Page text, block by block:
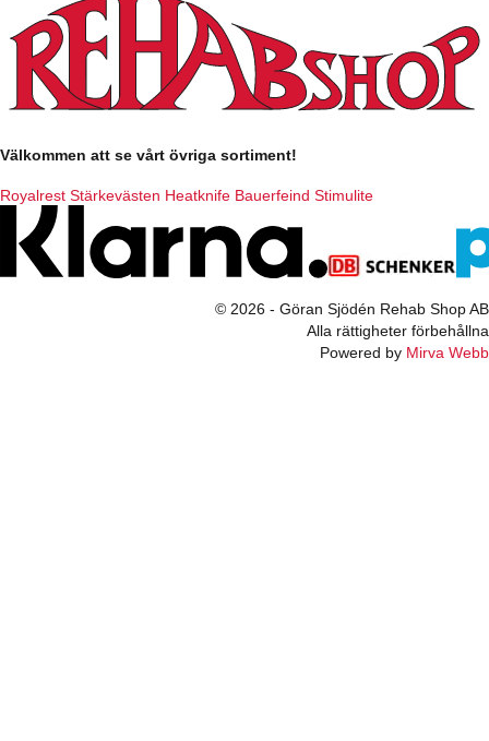
Välkommen att se vårt övriga sortiment!
Royalrest Stärkevästen Heatknife Bauerfeind Stimulite
© 2026 - Göran Sjödén Rehab Shop AB
Alla rättigheter förbehållna
Powered by Mirva Webb